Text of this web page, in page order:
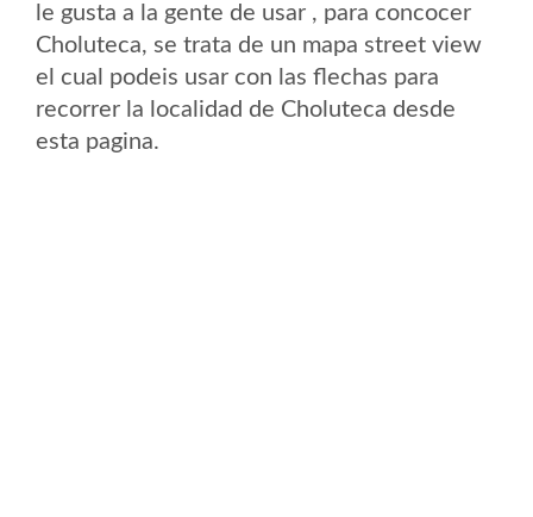
le gusta a la gente de usar , para concocer
Choluteca, se trata de un mapa street view
el cual podeis usar con las flechas para
recorrer la localidad de Choluteca desde
esta pagina.